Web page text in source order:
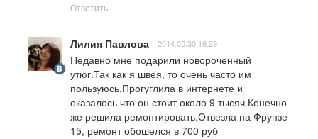
Ответить
Лилия Павлова 2014.05.30 16:29
Недавно мне подарили новороченный
утюг.Так как я швея, то очень часто им
пользуюсь.Прогуглила в интернете и
оказалось что он стоит около 9 тысяч.Конечно
же решила ремонтировать.Отвезла на Фрунзе
15, ремонт обошелся в 700 руб